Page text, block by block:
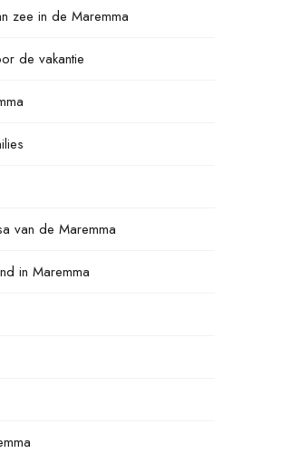
zee in de Maremma
de vakantie
van de Maremma
in Maremma